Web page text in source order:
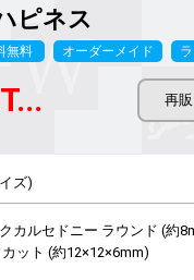
ピネス
無料 オーダーメイド
ズ)
カルセドニー ラウンド (約
ット (約12×12×6mm)